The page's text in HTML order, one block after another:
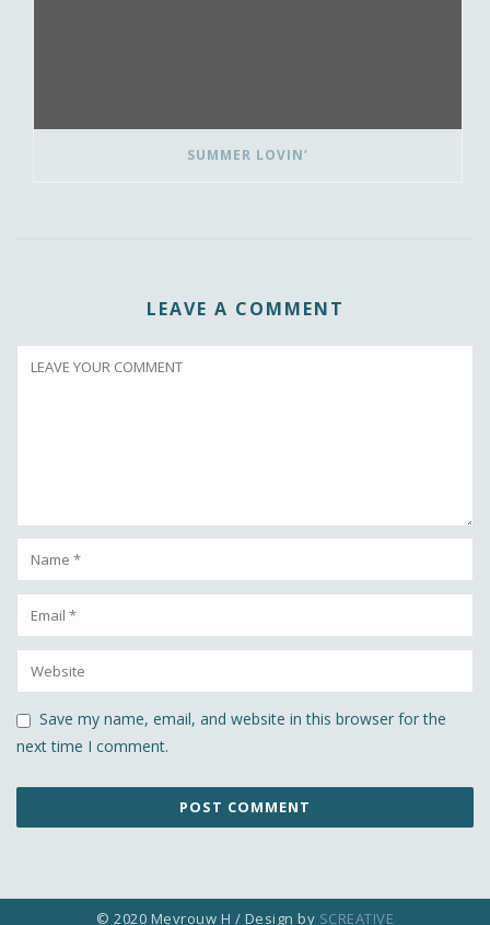
SUMMER LOVIN’
LEAVE A COMMENT
Save my name, email, and website in this browser for the
next time I comment.
© 2020 Mevrouw H / Design by SCREATIVE